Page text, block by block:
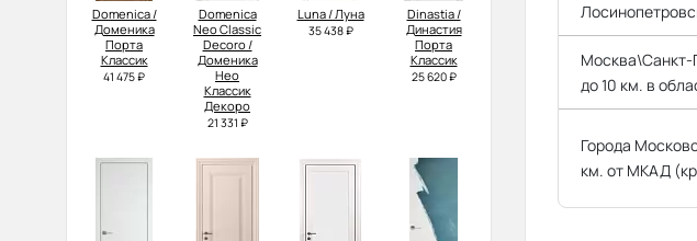
Domenica /
Доменика
Порта
Классик
41 475 ₽
Domenica
Neo Classic
Decoro /
Доменика
Нео
Классик
Декоро
21 331 ₽
Luna / Луна
35 438 ₽
Dinastia /
Династия
Порта
Классик
25 620 ₽
Москва\Санкт-
до 10 км. в
Города
км. от МКАД